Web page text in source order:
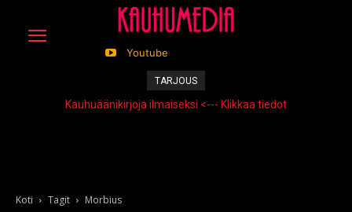
Youtube
TARJOUS
Kauhuäänikirjoja ilmaiseksi <--- Klikkaa tiedot
Koti Tagit Morbius